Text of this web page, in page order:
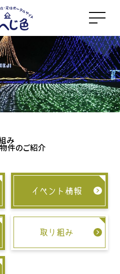
み
件のご紹介
イベント情報
取り組み